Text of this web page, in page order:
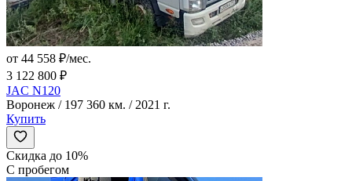
от 44 558 ₽/мес.
3 122 800 ₽
JAC N120
Воронеж / 197 360 км. / 2021 г.
Купить
Скидка до 10%
С пробегом